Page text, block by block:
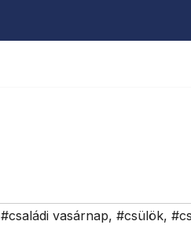
#családi vasárnap, #csülök,